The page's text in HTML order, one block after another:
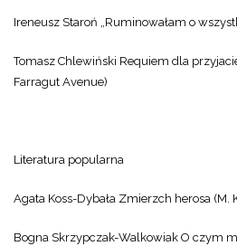
Ireneusz Staroń „Ruminowałam o
Tomasz Chlewiński Requiem dla
Farragut Avenue)
Literatura popularna
Agata Koss-Dybała Zmierzch herosa (M.
Bogna Skrzypczak-Walkowiak O czym